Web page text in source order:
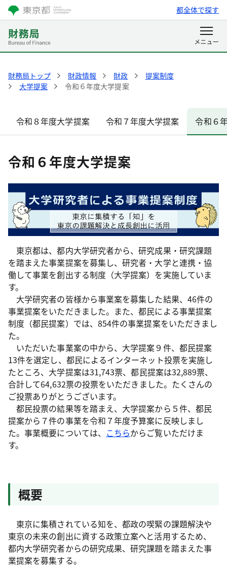
都全体で探す
財務局トップ 財政情報 財政
提案制度
大学提案
令和６年度大学提案
令和８年度大学提案 令和７年度大学提案 令和６
令和６年度大学提案
東京都は、都内大学研究者から、研究成果・研究課題
を踏まえた事業提案を募集し、研究者・大学と連携・協
働して事業を創出する制度（大学提案）を実施していま
す。
大学研究者の皆様から事業案を募集した結果、46件の
事業提案をいただきました。また、都民による事業提案
制度（都民提案）では、854件の事業提案をいただきまし
た。
いただいた事業案の中から、大学提案９件、都民提案
13件を選定し、都民によるインターネット投票を実施し
たところ、大学提案は31,743票、都民提案は32,889票、
合計して64,632票の投票をいただきました。たくさんの
ご投票ありがとうございます。
都民投票の結果等を踏まえ、大学提案から５件、都民
提案から７件の事業を令和７年度予算案に反映しまし
た。事業概要については、 こちらからご覧いただけま
す。
概要
東京に集積されている知を、都政の喫緊の課題解決や
東京の未来の創出に資する政策立案へと活用するため、
都内大学研究者からの研究成果、研究課題を踏まえた事
業提案を募集する。